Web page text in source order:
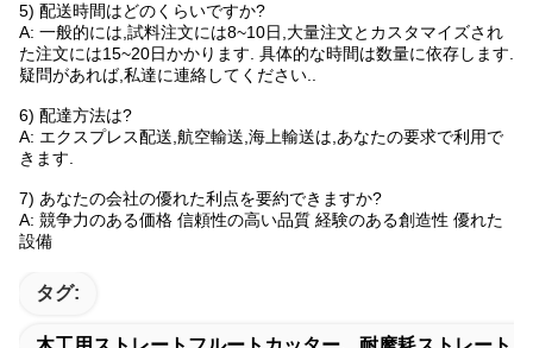
5) 配送時間はどのくらいですか?
A: 一般的には,試料注文には8~10日,大量注文とカスタマイズされ
た注文には15~20日かかります. 具体的な時間は数量に依存します.
疑問があれば,私達に連絡してください..
6) 配達方法は?
A: エクスプレス配送,航空輸送,海上輸送は,あなたの要求で利用で
きます.
7) あなたの会社の優れた利点を要約できますか?
A: 競争力のある価格 信頼性の高い品質 経験のある創造性 優れた
設備
タグ: